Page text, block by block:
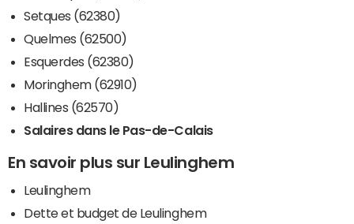
Setques (62380)
Quelmes (62500)
Esquerdes (62380)
Moringhem (62910)
Hallines (62570)
Salaires dans le Pas-de-Calais
En savoir plus sur Leulinghem
Leulinghem
Dette et budget de Leulinghem